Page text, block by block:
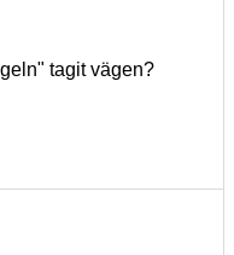
tagit vägen?